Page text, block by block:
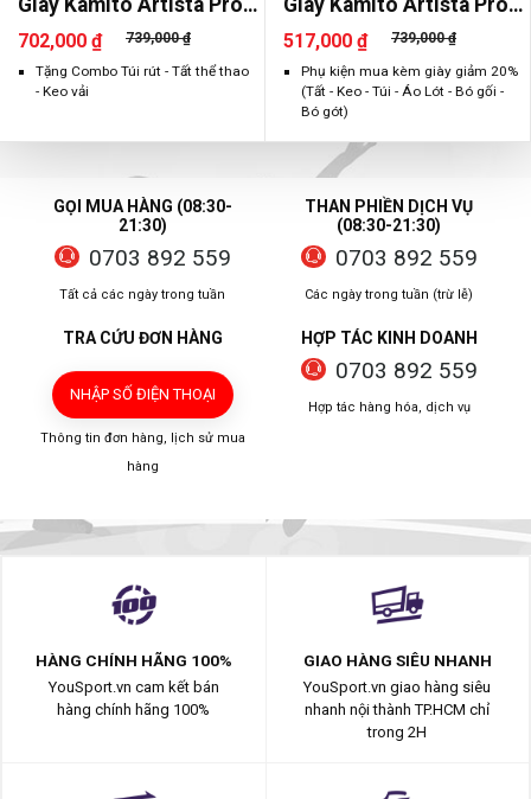
2026 TF
702,000 ₫
739,000 ₫
Tặng Combo Túi rút - Tất thể thao
- Keo vải
TF
517,000 ₫
739,000 ₫
Phụ kiện mua kèm giày giảm 20%
(Tất - Keo - Túi - Áo Lót - Bó gối -
Bó gót)
GỌI MUA HÀNG (08:30-
21:30)
0703 892 559
Tất cả các ngày trong tuần
THAN PHIỀN DỊCH VỤ
(08:30-21:30)
0703 892 559
Các ngày trong tuần (trừ lễ)
TRA CỨU ĐƠN HÀNG
NHẬP SỐ ĐIỆN THOẠI
Thông tin đơn hàng, lịch sử mua
hàng
HỢP TÁC KINH DOANH
0703 892 559
Hợp tác hàng hóa, dịch vụ
HÀNG CHÍNH HÃNG 100%
YouSport.vn cam kết bán
hàng chính hãng 100%
GIAO HÀNG SIÊU NHANH
YouSport.vn giao hàng siêu
nhanh nội thành TP.HCM chỉ
trong 2H